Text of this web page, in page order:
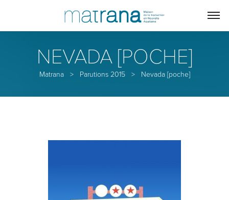
NEVADA [POCHE]
Matrana> Parutions 2015 > Nevada [poche]